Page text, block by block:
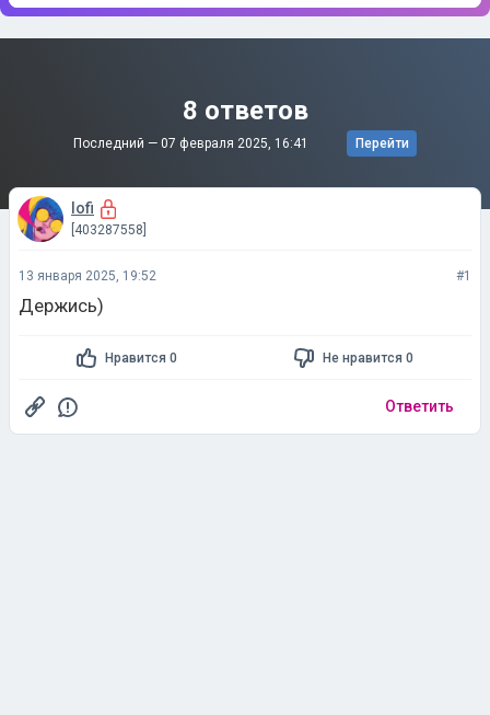
8 ответов
Последний — 07 февраля 2025, 16:41 Перейти
lofi
[403287558]
13 января 2025, 19:52 #1
Держись)
Нравится 0 Не нравится 0
Ответить